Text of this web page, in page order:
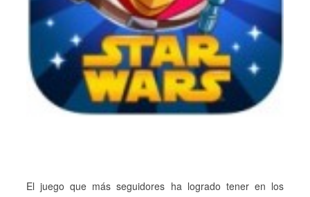
El juego que más seguidores ha logrado tener en los